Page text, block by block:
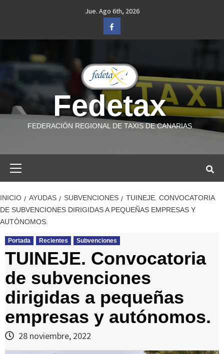
Jue. Ago 6th, 2026
Facebook
Fedetax
FEDERACIÓN REGIONAL DE TAXIS DE CANARIAS
INICIO AYUDAS SUBVENCIONES
TUINEJE. CONVOCATORIA
DE SUBVENCIONES DIRIGIDAS A PEQUEÑAS EMPRESAS Y
AUTÓNOMOS.
Portada Recientes Subvenciones
TUINEJE. Convocatoria
de subvenciones
dirigidas a pequeñas
empresas y autónomos.
28 noviembre, 2022